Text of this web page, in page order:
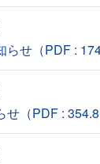
せ（PDF :
（PDF : 354.8